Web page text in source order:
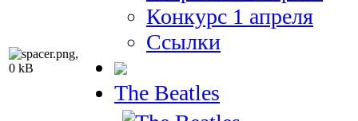
Конкурс 1 апреля
Ссылки
The Beatles